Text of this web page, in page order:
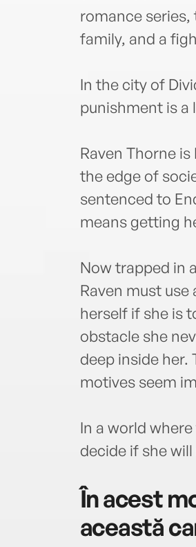
romance
family, and a
In the city of
punishment is a
Raven Thorne
the edge of
sentenced to
means getting
Now trapped in
Raven must
herself if she is
obstacle she
deep inside her.
motives seem
In a world
decide if she
În acest
această